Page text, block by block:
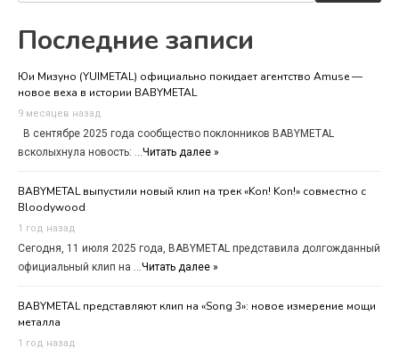
Последние записи
Юи Мизуно (YUIMETAL) официально покидает агентство Amuse —
новое веха в истории BABYMETAL
9 месяцев назад
В сентябре 2025 года сообщество поклонников BABYMETAL
всколыхнула новость: …Читать далее »
BABYMETAL выпустили новый клип на трек «Kon! Kon!» совместно с
Bloodywood
1 год назад
Сегодня, 11 июля 2025 года, BABYMETAL представила долгожданный
официальный клип на …Читать далее »
BABYMETAL представляют клип на «Song 3»: новое измерение мощи
металла
1 год назад